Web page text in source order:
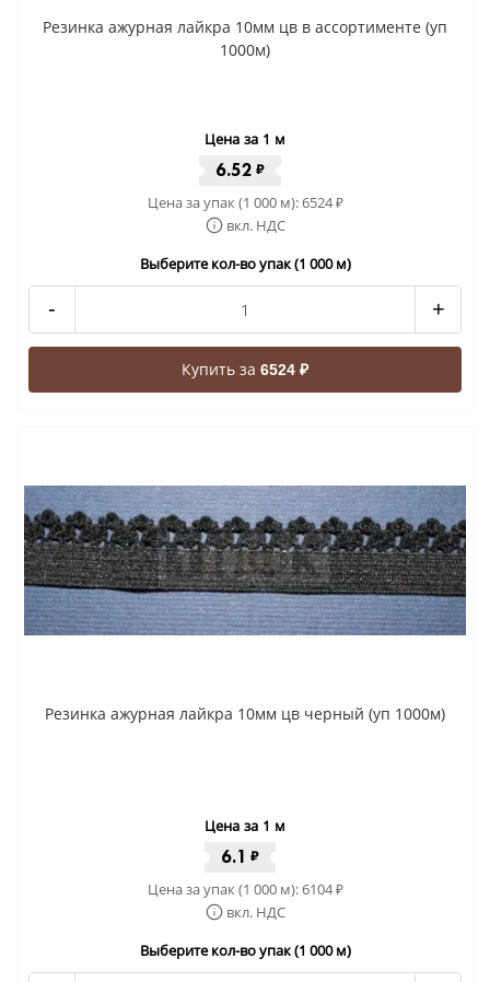
Резинка ажурная лайкра 10мм цв в ассортименте (уп
1000м)
Цена за 1 м
6.52 ₽
Цена за упак (1 000 м):6524₽
вкл. НДС
Выберите кол-во упак (1 000 м)
- +
Купить за 6524 ₽
Резинка ажурная лайкра 10мм цв черный (уп 1000м)
Цена за 1 м
6.1 ₽
Цена за упак (1 000 м):6104₽
вкл. НДС
Выберите кол-во упак (1 000 м)